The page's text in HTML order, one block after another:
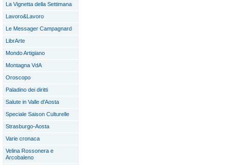
La Vignetta della Settimana
Lavoro&Lavoro
Le Messager Campagnard
LibrArte
Mondo Artigiano
Montagna VdA
Oroscopo
Paladino dei diritti
Salute in Valle d'Aosta
Speciale Saison Culturelle
Strasburgo-Aosta
Varie cronaca
Velina Rossonera e
Arcobaleno